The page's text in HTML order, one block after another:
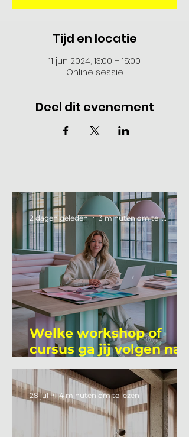
Tijd en locatie
11 jun 2024, 13:00 – 15:00
Online sessie
Deel dit evenement
Welke workshop of
cursus ga jij volgen na
je vakantie?
2 dagen geleden 3 minuten om te lezen
28 jul 4 minuten om te lezen